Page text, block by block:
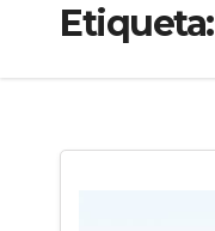
Etiqueta: